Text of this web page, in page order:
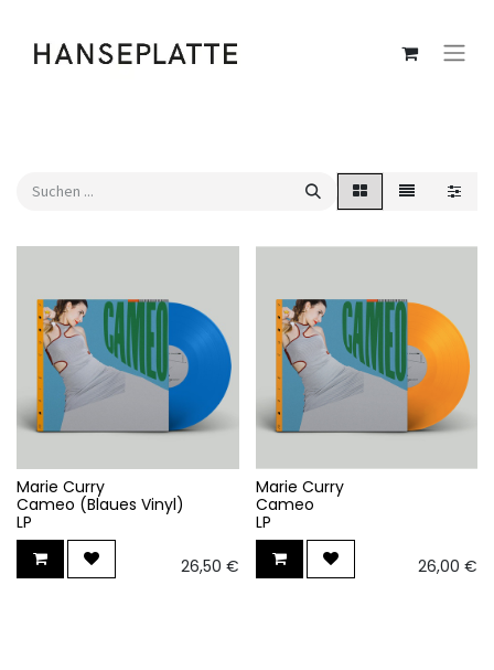
Marie Curry
Cameo (Blaues Vinyl)
LP
26,50 €
Marie Curry
Cameo
LP
26,00 €